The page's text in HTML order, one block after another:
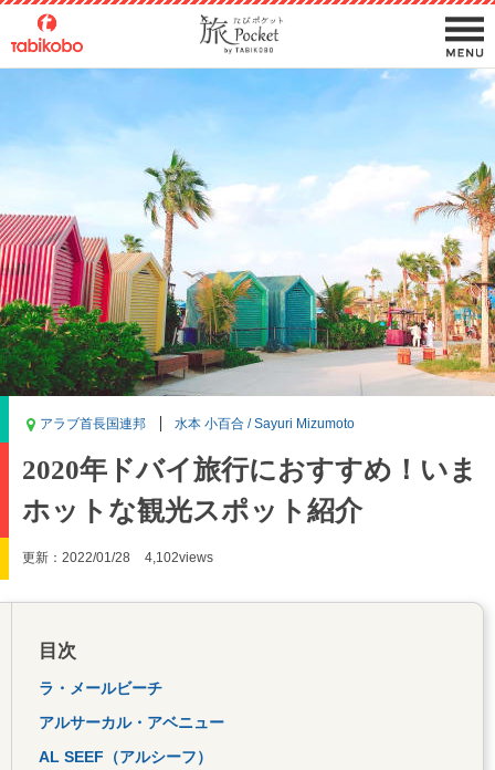
アラブ首長国連邦 水本 小百合 / Sayuri Mizumoto
2020年ドバイ旅行におすすめ！いま
ホットな観光スポット紹介
更新：2022/01/28 4,102views
目次
ラ・メールビーチ
アルサーカル・アベニュー
AL SEEF（アルシーフ）